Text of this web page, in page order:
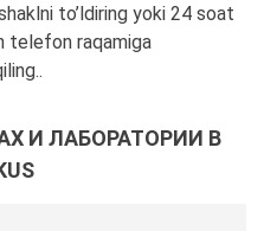
to’ldiring yoki 24 soat
telefon raqamiga
И ЛАБОРАТОРИИ В